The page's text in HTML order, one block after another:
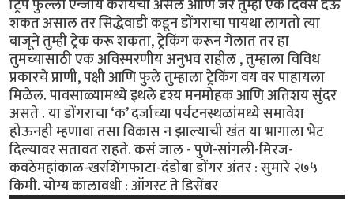
ट्रिप फुल्ली एन्जॉय करायची असेल आणि जर तुम्ही एक दिवस देऊ
शकत असाल तर सिद्धेवाडी कडून डोंगराचा पायथा लागतो त्या
बाजूने तुम्ही ट्रेक करू शकता, ट्रेकिंग करून गेलात तर हा
तुमच्यासाठी एक अविस्मरणीय अनुभव राहील , तुम्हाला विविध
प्रकारचे प्राणी, पक्षी आणि फुले तुम्हाला ट्रेकिंग वय वर पाहायला
मिळेल. पावसाळ्यामध्ये इथले दृश्य मनमोहक आणि अतिशय सुंदर
असते . या डोंगराचा ‘क’ दर्जाच्या पर्यटनस्थळांमध्ये समावेश
होऊनही म्हणावा तसा विकास न झाल्याची खंत या भागाला भेट
दिल्यावर सतावत राहते. कसं जाल - पुणे-सांगली-मिरज-
कवठेमहांकाळ-खरशिंगफाटा-दंडोबा डोंगर अंतर : सुमारे २७५
किमी. योग्य कालावधी : ऑगस्ट ते डिसेंबर